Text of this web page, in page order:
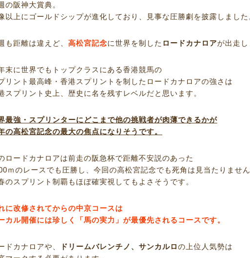
の阪神大賞典。
以上にゴールドシップが進化しており、見事な圧勝劇を披露しました
も距離は違えど、高松宮記念に世界を制した ロードカナロアが出走
末に世界でもトップクラスにある香港競馬の
リント最高峰・香港スプリントを制したロードカナロアの強さは
スプリント史上、歴史に名を残すレベルだと思います。
最強・スプリンターにどこまで他の挑戦者が肉薄できるかが
の高松宮記念の最大の焦点になりそうです。
ロードカナロアは前走の阪急杯で距離不安説のあった
ｍのレースでも圧勝し、今回の高松宮記念でも死角は見当たりませ
のスプリント制覇もほぼ確実視してもよさそうです。
に改修されてからの中京コースは
カル開催には珍しく「馬の実力」が最優先されるコースです。
ドカナロアや、 ドリームバレンチノ、サンカルロの上位人気勢は